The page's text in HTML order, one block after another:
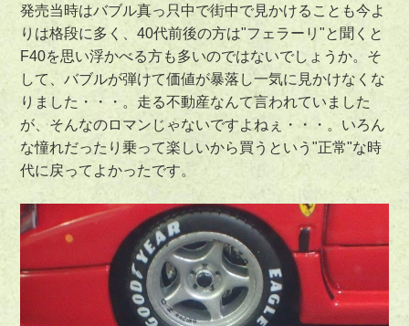
発売当時はバブル真っ只中で街中で見かけることも今よ
りは格段に多く、40代前後の方は"フェラーリ"と聞くと
F40を思い浮かべる方も多いのではないでしょうか。そ
して、バブルが弾けて価値が暴落し一気に見かけなくな
りました・・・。走る不動産なんて言われていました
が、そんなのロマンじゃないですよねぇ・・・。いろん
な憧れだったり乗って楽しいから買うという"正常"な時
代に戻ってよかったです。